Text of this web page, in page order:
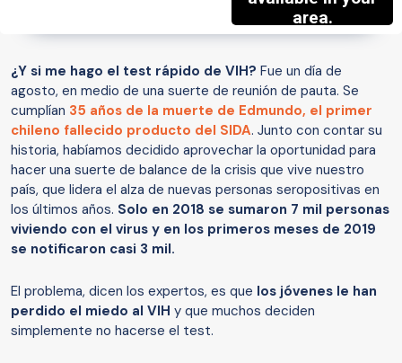
¿Y si me hago el test rápido de VIH? Fue un día de
agosto, en medio de una suerte de reunión de pauta. Se
cumplían 35 años de la muerte de Edmundo, el primer
chileno fallecido producto del SIDA. Junto con contar su
historia, habíamos decidido aprovechar la oportunidad para
hacer una suerte de balance de la crisis que vive nuestro
país, que lidera el alza de nuevas personas seropositivas en
los últimos años. Solo en 2018 se sumaron 7 mil personas
viviendo con el virus y en los primeros meses de 2019
se notificaron casi 3 mil.
El problema, dicen los expertos, es que los jóvenes le han
perdido el miedo al VIH y que muchos deciden
simplemente no hacerse el test.